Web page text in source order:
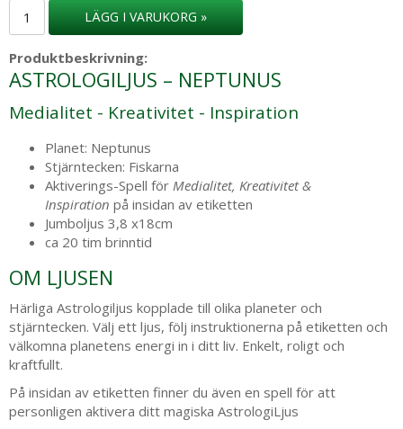
LÄGG I VARUKORG »
Produktbeskrivning:
ASTROLOGILJUS – NEPTUNUS
Medialitet - Kreativitet - Inspiration
Planet: Neptunus
Stjärntecken: Fiskarna
Aktiverings-Spell för Medialitet, Kreativitet &
Inspiration på insidan av etiketten
Jumboljus 3,8 x18cm
ca 20 tim brinntid
OM LJUSEN
Härliga Astrologiljus kopplade till olika planeter och
stjärntecken. Välj ett ljus, följ instruktionerna på etiketten och
välkomna planetens energi in i ditt liv. Enkelt, roligt och
kraftfullt.
På insidan av etiketten finner du även en spell för att
personligen aktivera ditt magiska AstrologiLjus